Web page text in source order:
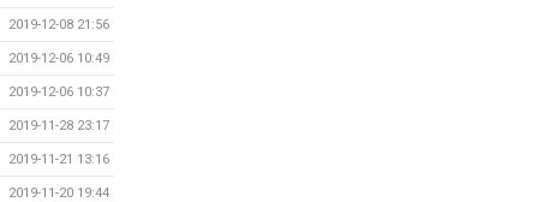
2019-12-08 21:56
2019-12-06 10:49
2019-12-06 10:37
2019-11-28 23:17
2019-11-21 13:16
2019-11-20 19:44